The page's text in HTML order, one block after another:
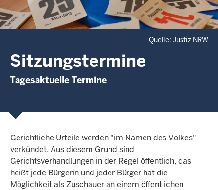
Quelle: Justiz NRW
Sitzungstermine
Tagesaktuelle Termine
Gerichtliche Urteile werden "im Namen des Volkes"
verkündet. Aus diesem Grund sind
Gerichtsverhandlungen in der Regel öffentlich, das
heißt jede Bürgerin und jeder Bürger hat die
Möglichkeit als Zuschauer an einem öffentlichen